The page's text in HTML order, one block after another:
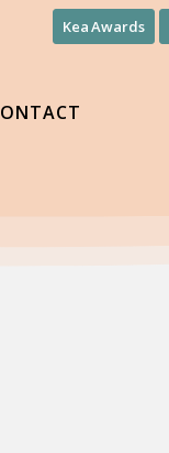
Kea Awards